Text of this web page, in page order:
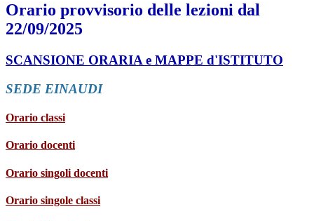
Orario provvisorio delle lezioni dal
22/09/2025
SCANSIONE ORARIA e MAPPE d'ISTITUTO
SEDE EINAUDI
Orario classi
Orario docenti
Orario singoli docenti
Orario singole classi